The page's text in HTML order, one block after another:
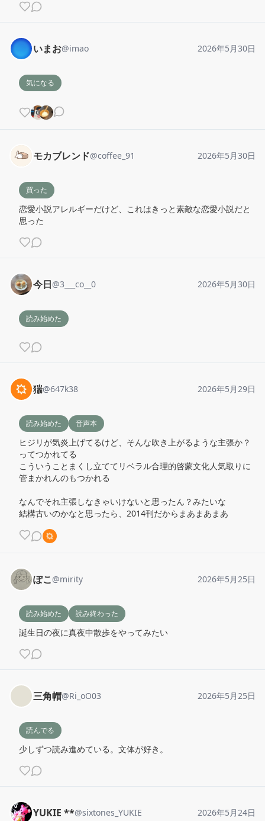
いまお@imao 2026年5月30日
気になる
モカブレンド@coffee_91 2026年5月30日
買った
恋愛小説アレルギーだけど、これはきっと素敵な恋愛小説だと
思った
今日@3___co__0 2026年5月30日
読み始めた
猯@647k38 2026年5月29日
読み始めた 音声本
ヒジリが気炎上げてるけど、そんな吹き上がるような主張か？
ってつかれてる
こういうことまくし立ててリベラル合理的啓蒙文化人気取りに
管まかれんのもつかれる
なんでそれ主張しなきゃいけないと思ったん？みたいな
結構古いのかなと思ったら、2014刊だからまあまあまあ
ぽこ@mirity 2026年5月25日
読み始めた 読み終わった
誕生日の夜に真夜中散歩をやってみたい
三角帽@Ri_oO03 2026年5月25日
読んでる
少しずつ読み進めている。文体が好き。
YUKIE **@sixtones_YUKIE 2026年5月24日